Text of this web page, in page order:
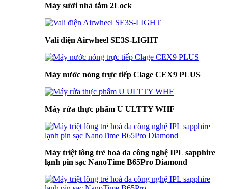
Máy sưởi nhà tắm 2Lock
Vali điện Airwheel SE3S-LIGHT
Máy nước nóng trực tiếp Clage CEX9 PLUS
Máy rửa thực phẩm U ULTTY WHF
Máy triệt lông trẻ hoá da công nghệ IPL sapphire
lạnh pin sạc NanoTime B65Pro Diamond